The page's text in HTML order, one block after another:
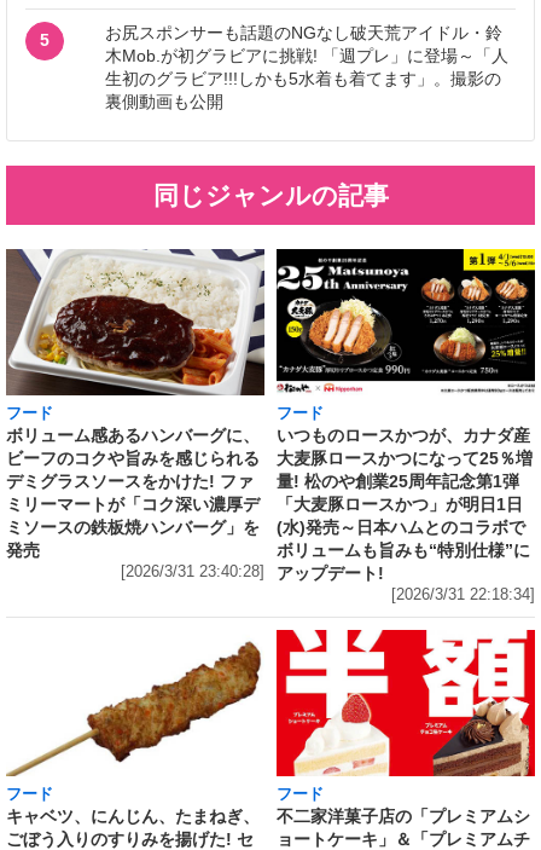
5
お尻スポンサーも話題のNGなし破天荒アイドル・鈴
木Mob.が初グラビアに挑戦! 「週プレ」に登場～「人
生初のグラビア!!!しかも5水着も着てます」。撮影の
裏側動画も公開
同じジャンルの記事
フード
ボリューム感あるハンバーグに、
ビーフのコクや旨みを感じられる
デミグラスソースをかけた! ファ
ミリーマートが「コク深い濃厚デ
ミソースの鉄板焼ハンバーグ」を
発売
[2026/3/31 23:40:28]
フード
いつものロースかつが、カナダ産
大麦豚ロースかつになって25％増
量! 松のや創業25周年記念第1弾
「大麦豚ロースかつ」が明日1日
(水)発売～日本ハムとのコラボで
ボリュームも旨みも“特別仕様”に
アップデート!
[2026/3/31 22:18:34]
フード
キャベツ、にんじん、たまねぎ、
ごぼう入りのすりみを揚げた! セ
フード
不二家洋菓子店の「プレミアムシ
ョートケーキ」＆「プレミアムチ